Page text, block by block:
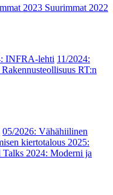
2023 Suurimmat 2022
INFRA-lehti 11/2024:
RT:n
05/2026: Vähähiilinen
kiertotalous 2025:
Talks 2024: Moderni ja